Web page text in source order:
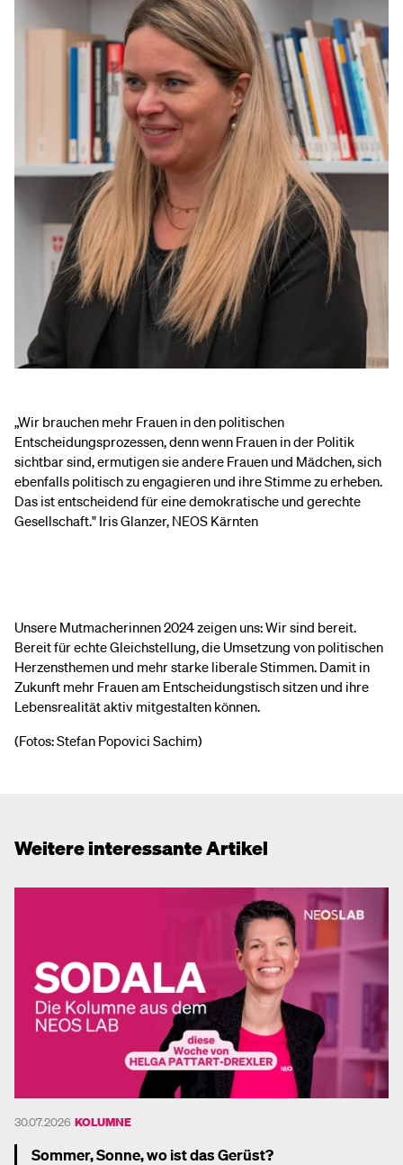
„Wir brauchen mehr Frauen in den politischen
Entscheidungsprozessen, denn wenn Frauen in der Politik
sichtbar sind, ermutigen sie andere Frauen und Mädchen, sich
ebenfalls politisch zu engagieren und ihre Stimme zu erheben.
Das ist entscheidend für eine demokratische und gerechte
Gesellschaft." Iris Glanzer, NEOS Kärnten
Unsere Mutmacherinnen 2024 zeigen uns: Wir sind bereit.
Bereit für echte Gleichstellung, die Umsetzung von politischen
Herzensthemen und mehr starke liberale Stimmen. Damit in
Zukunft mehr Frauen am Entscheidungstisch sitzen und ihre
Lebensrealität aktiv mitgestalten können.
(Fotos: Stefan Popovici Sachim)
Weitere interessante Artikel
30.07.2026 KOLUMNE
Sommer, Sonne, wo ist das Gerüst?